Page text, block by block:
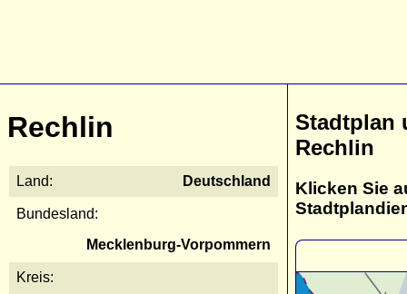
Rechlin
Land: Deutschland
Bundesland:
Mecklenburg-Vorpommern
Kreis:
Stadtplan
Rechlin
Klicken Sie